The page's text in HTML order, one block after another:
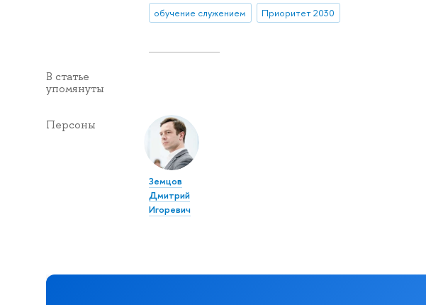
обучение служением
Приоритет 2030
В статье
упомянуты
Персоны
Земцов
Дмитрий
Игоревич